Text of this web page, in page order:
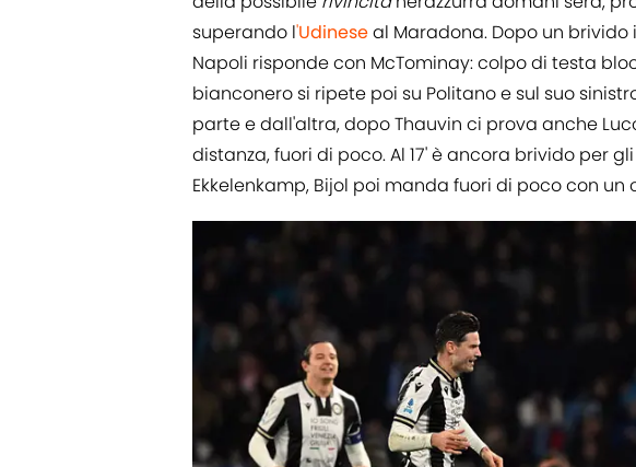
superando l'Udineseal Maradona. Dopo un
Napoli risponde con McTominay: colpo di testa
bianconero si ripete poi su Politano e sul suo
parte e dall'altra, dopo Thauvin ci prova anche
distanza, fuori di poco. Al 17' è ancora brivido per
Ekkelenkamp, Bijol poi manda fuori di poco con un